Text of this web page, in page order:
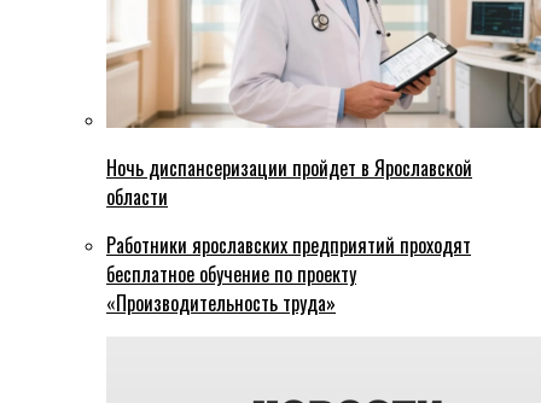
Ночь диспансеризации пройдет в Ярославской
области
Работники ярославских предприятий проходят
бесплатное обучение по проекту
«Производительность труда»